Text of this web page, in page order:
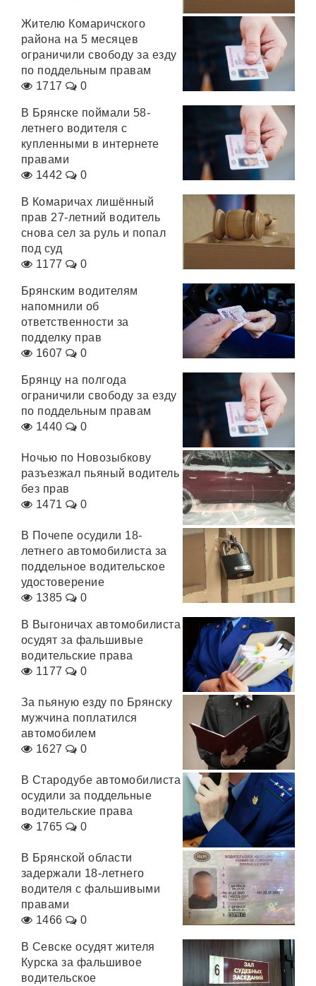
Жителю Комаричского
района на 5 месяцев
ограничили свободу за езду
по поддельным правам
1717
0
В Брянске поймали 58-
летнего водителя с
купленными в интернете
правами
1442
0
В Комаричах лишённый
прав 27-летний водитель
снова сел за руль и попал
под суд
1177
0
Брянским водителям
напомнили об
ответственности за
подделку прав
1607
0
Брянцу на полгода
ограничили свободу за езду
по поддельным правам
1440
0
Ночью по Новозыбкову
разъезжал пьяный водитель
без прав
1471
0
В Почепе осудили 18-
летнего автомобилиста за
поддельное водительское
удостоверение
1385
0
В Выгоничах автомобилиста
осудят за фальшивые
водительские права
1177
0
За пьяную езду по Брянску
мужчина поплатился
автомобилем
1627
0
В Стародубе автомобилиста
осудили за поддельные
водительские права
1765
0
В Брянской области
задержали 18-летнего
водителя с фальшивыми
правами
1466
0
В Севске осудят жителя
Курска за фальшивое
водительское